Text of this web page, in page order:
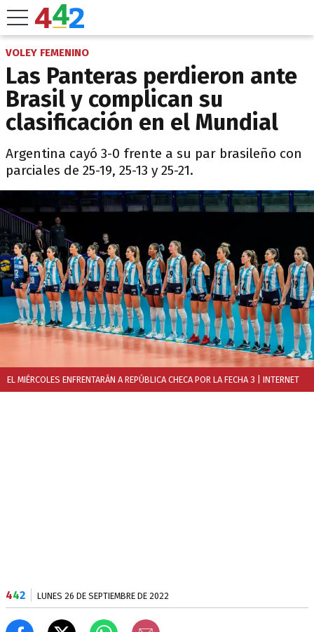
VOLEY FEMENINO
Las Panteras perdieron ante
Brasil y complican su
clasificación en el Mundial
Argentina cayó 3-0 frente a su par brasileño con
parciales de 25-19, 25-13 y 25-21.
EL MIÉRCOLES ENFRENTARÁN A REPÚBLICA CHECA POR LA FECHA 3 | INTERNET
442 LUNES 26 DE SEPTIEMBRE DE 2022